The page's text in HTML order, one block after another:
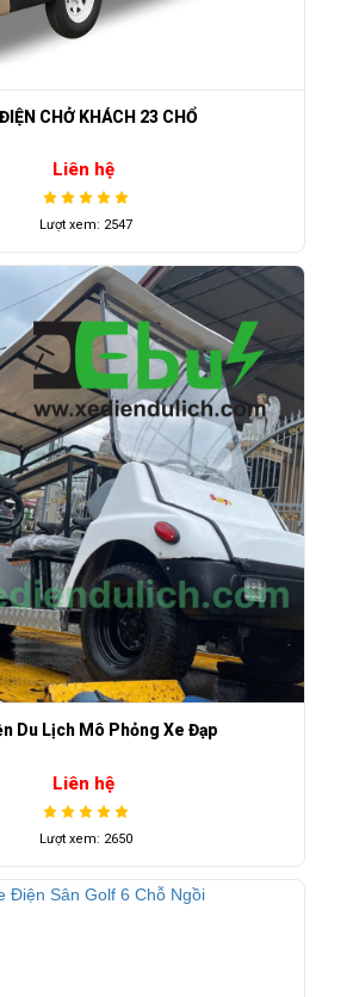
CHỞ KHÁCH 23 CHỔ
Liên hệ
Lượt xem: 2547
Du Lịch Mô Phỏng Xe Đạp
Liên hệ
Lượt xem: 2650